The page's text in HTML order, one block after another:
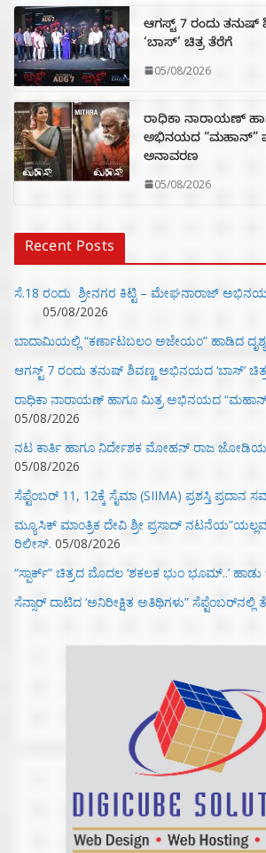
ಆಗಸ್ಟ್ 7 ರಂದು
‘ಬಾಸ್’ ಚಿತ್ರ ತೆರೆಗೆ
05/08/2026
ರಾಧಿಕಾ ನಾರಾಯಣ್
ಅಭಿನಯದ “ಮಹಾನ್”
ಅನಾವರಣ
05/08/2026
Recent Posts
ಸೆ.18 ರಂದು ಶ್ರೀನಗರ ಕಿಟ್ಟಿ – ಮೇಘನಾರಾಜ್
05/08/2026
ಬಾದಾಮಿಯಲ್ಲಿ “ಕರ್ಣಾಟಬಲಂ ಅಜೇಯಂ” ಹಾಡಿದ
ಆಗಸ್ಟ್ 7 ರಂದು ತನುಷ್ ಶಿವಣ್ಣ ಅಭಿನಯದ ‘ಬಾಸ್’
ರಾಧಿಕಾ ನಾರಾಯಣ್ ಹಾಗೂ ಮಿತ್ರ ಅಭಿನಯದ
05/08/2026
ನಟ ಕಾರ್ತಿ ಹಾಗೂ ನಿರ್ದೇಶಕ ಮೋಹನ್ ರಾಜ
05/08/2026
ಸೆಪ್ಟೆಂಬರ್ 11, 12ಕ್ಕೆ ಸೈಮಾ (SIIMA) ಪ್ರಶಸ್ತಿ ಪ್ರದಾನ
ಮ್ಯೂಸಿಕ್‌ ಮಾಂತ್ರಿಕ ದೇವಿ ಶ್ರೀ ಪ್ರಸಾದ್
ರಿಲೀಸ್. 05/08/2026
“ಸ್ಪಾರ್ಕ್” ಚಿತ್ರದ ಮೊದಲ‌ ‘ಶಕಲಕ ಭುಂ‌ ಭೂಮ್..’
ಸೆನ್ಸಾರ್ ದಾಟಿದ ‘ಅನಿರೀಕ್ಷಿತ ಅತಿಥಿಗಳು” ಸೆಪ್ಟೆಂಬರ್‌ನಲ್ಲಿ